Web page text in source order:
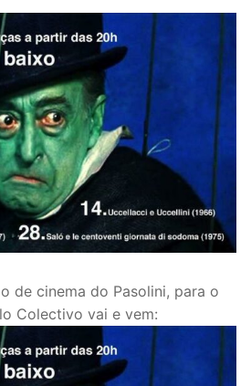
de cinema do Pasolini, para o
Colectivo vai e vem: